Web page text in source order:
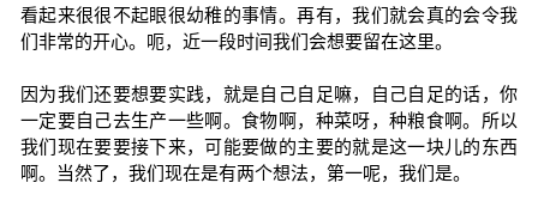
看起来很很不起眼很幼稚的事情。再有，我们就会真的会令我
们非常的开心。呃，近一段时间我们会想要留在这里。
因为我们还要想要实践，就是自己自足嘛，自己自足的话，你
一定要自己去生产一些啊。食物啊，种菜呀，种粮食啊。所以
我们现在要要接下来，可能要做的主要的就是这一块儿的东西
啊。当然了，我们现在是有两个想法，第一呢，我们是。